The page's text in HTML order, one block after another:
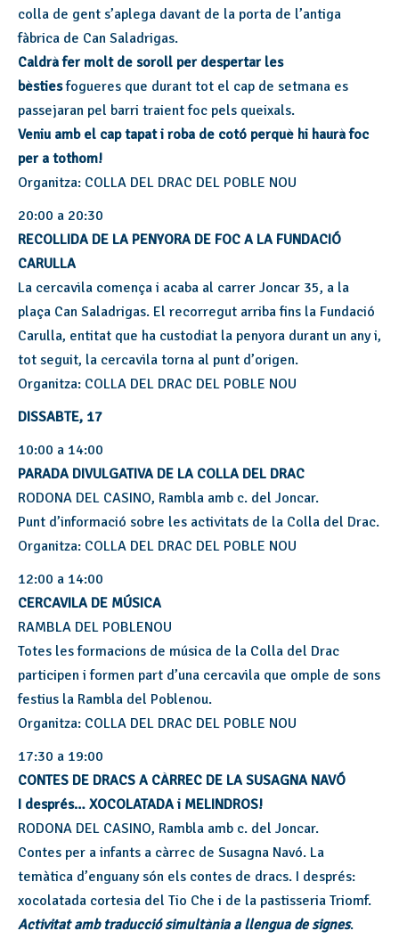
colla de gent s’aplega davant de la porta de l’antiga
fàbrica de Can Saladrigas.
Caldrà fer molt de soroll per despertar les
bèstiesfogueres que durant tot el cap de setmana es
passejaran pel barri traient foc pels queixals.
Veniu amb el cap tapat i roba de cotó perquè hi haurà foc
per a tothom!
Organitza: COLLA DEL DRAC DEL POBLE NOU
20:00 a 20:30
RECOLLIDA DE LA PENYORA DE FOC A LA FUNDACIÓ
CARULLA
La cercavila comença i acaba al carrer Joncar 35, a la
plaça Can Saladrigas. El recorregut arriba fins la Fundació
Carulla, entitat que ha custodiat la penyora durant un any i,
tot seguit, la cercavila torna al punt d’origen.
Organitza: COLLA DEL DRAC DEL POBLE NOU
DISSABTE, 17
10:00 a 14:00
PARADA DIVULGATIVA DE LA COLLA DEL DRAC
RODONA DEL CASINO, Rambla amb c. del Joncar.
Punt d’informació sobre les activitats de la Colla del Drac.
Organitza: COLLA DEL DRAC DEL POBLE NOU
12:00 a 14:00
CERCAVILA DE MÚSICA
RAMBLA DEL POBLENOU
Totes les formacions de música de la Colla del Drac
participen i formen part d’una cercavila que omple de sons
festius la Rambla del Poblenou.
Organitza: COLLA DEL DRAC DEL POBLE NOU
17:30 a 19:00
CONTES DE DRACS A CÀRREC DE LA SUSAGNA NAVÓ
I després… XOCOLATADA i MELINDROS!
RODONA DEL CASINO, Rambla amb c. del Joncar.
Contes per a infants a càrrec de Susagna Navó. La
temàtica d’enguany són els contes de dracs. I després:
xocolatada cortesia del Tio Che i de la pastisseria Triomf.
Activitat amb traducció simultània a llengua de signes.